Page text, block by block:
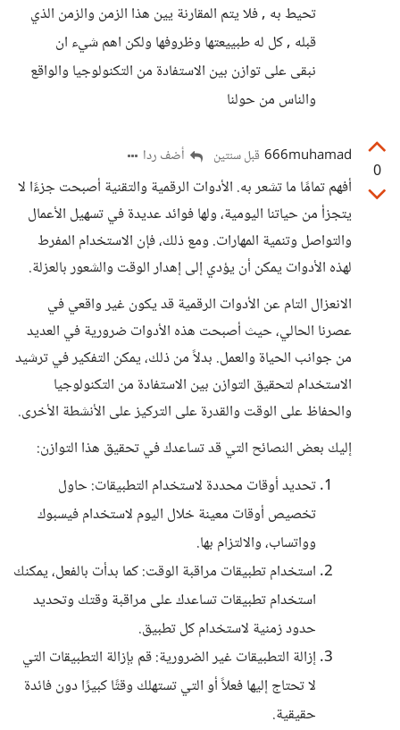
تحيط به , فلا يتم المقارنة يين هذا الزمن والزمن الذي
قبله , كل له طبييعتها وظروفها ولكن اهم شيء ان
نبقى على توازن بين الاستفادة من التكنولوجيا والواقع
والناس من حولنا
0
666muhamad قبل سنتين أضف ردا
أفهم تمامًا ما تشعر به. الأدوات الرقمية والتقنية أصبحت جزءًا لا
يتجزأ من حياتنا اليومية، ولها فوائد عديدة في تسهيل الأعمال
والتواصل وتنمية المهارات. ومع ذلك، فإن الاستخدام المفرط
لهذه الأدوات يمكن أن يؤدي إلى إهدار الوقت والشعور بالعزلة.
الانعزال التام عن الأدوات الرقمية قد يكون غير واقعي في
عصرنا الحالي، حيث أصبحت هذه الأدوات ضرورية في العديد
من جوانب الحياة والعمل. بدلاً من ذلك، يمكن التفكير في ترشيد
الاستخدام لتحقيق التوازن بين الاستفادة من التكنولوجيا
والحفاظ على الوقت والقدرة على التركيز على الأنشطة الأخرى.
إليك بعض النصائح التي قد تساعدك في تحقيق هذا التوازن:
تحديد أوقات محددة لاستخدام التطبيقات: حاول
تخصيص أوقات معينة خلال اليوم لاستخدام فيسبوك
وواتساب، والالتزام بها.
استخدام تطبيقات مراقبة الوقت: كما بدأت بالفعل، يمكنك
استخدام تطبيقات تساعدك على مراقبة وقتك وتحديد
حدود زمنية لاستخدام كل تطبيق.
إزالة التطبيقات غير الضرورية: قم بإزالة التطبيقات التي
لا تحتاج إليها فعلاً أو التي تستهلك وقتًا كبيرًا دون فائدة
حقيقية.